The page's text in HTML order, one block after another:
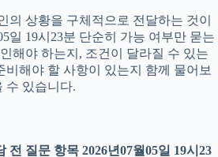
의 상황을 구체적으로 전달하는 것이
일 19시23분 단순히 가능 여부만 묻는
해야 하는지, 조건이 달라질 수 있는
비해야 할 사항이 있는지 함께 물어보
수 있습니다.
전 질문 항목 2026년07월05일 19시23